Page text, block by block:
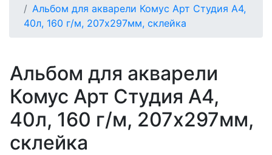
Альбом для акварели Комус Арт Студия А4,
40л, 160 г/м, 207х297мм, склейка
Альбом для акварели
Комус Арт Студия А4,
40л, 160 г/м, 207х297мм,
склейка